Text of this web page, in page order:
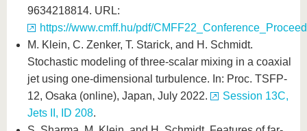
9634218814. URL:
https://www.cmff.hu/pdf/
M. Klein, C. Zenker, T. Starick, and H. Schmidt.
Stochastic modeling of three-scalar mixing in a coaxial
jet using one-dimensional turbulence. In: Proc. TSFP-
12, Osaka (online), Japan, July 2022.
Session 13C,
Jets II, ID 208.